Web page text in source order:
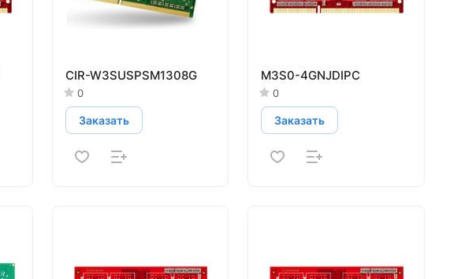
CIR-W3SUSPSM1308G
0
Заказать
M3S0-4GNJDIPC
0
Заказать